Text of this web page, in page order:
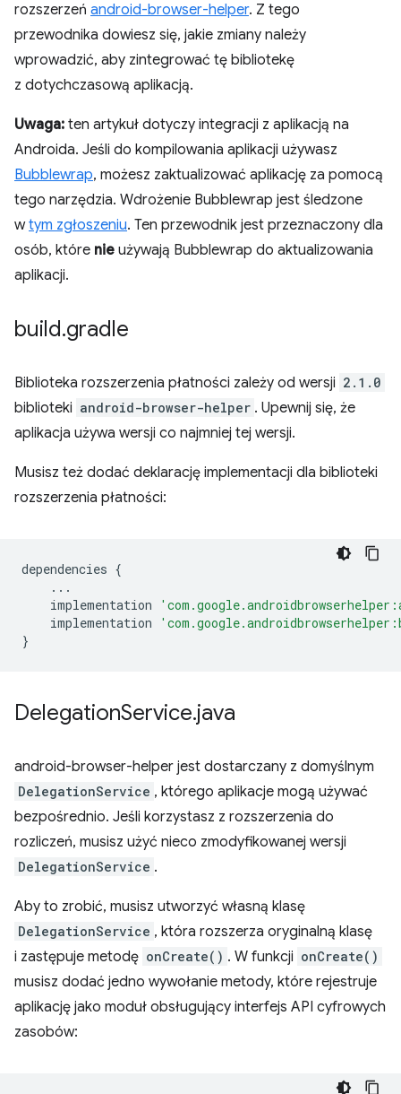
rozszerzeń android-browser-helper. Z tego
przewodnika dowiesz się, jakie zmiany należy
wprowadzić, aby zintegrować tę bibliotekę
z dotychczasową aplikacją.
Uwaga: ten artykuł dotyczy integracji z aplikacją na
Androida. Jeśli do kompilowania aplikacji używasz
Bubblewrap, możesz zaktualizować aplikację za pomocą
tego narzędzia. Wdrożenie Bubblewrap jest śledzone
wtym zgłoszeniu. Ten przewodnik jest przeznaczony dla
osób, które nie używają Bubblewrap do aktualizowania
aplikacji.
build.gradle
Biblioteka rozszerzenia płatności zależy od wersji 2.1.0
biblioteki android-browser-helper . Upewnij się, że
aplikacja używa wersji co najmniej tej wersji.
Musisz też dodać deklarację implementacji dla biblioteki
rozszerzenia płatności:
dependencies {
...
implementation
implementation
}
DelegationService.java
android-browser-helper jest dostarczany z domyślnym
DelegationService , którego aplikacje mogą używać
bezpośrednio. Jeśli korzystasz z rozszerzenia do
rozliczeń, musisz użyć nieco zmodyfikowanej wersji
DelegationService .
Aby to zrobić, musisz utworzyć własną klasę
DelegationService , która rozszerza oryginalną klasę
i zastępuje metodę onCreate() . W funkcji onCreate()
musisz dodać jedno wywołanie metody, które rejestruje
aplikację jako moduł obsługujący interfejs API cyfrowych
zasobów: